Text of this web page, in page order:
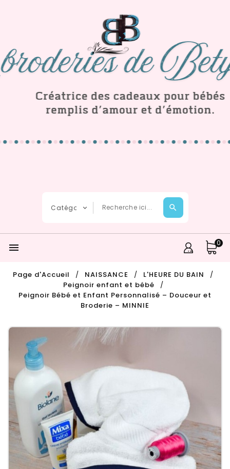
 0
Page d'Accueil NAISSANCE
L'HEURE DU BAIN
Peignoir enfant et bébé
Peignoir Bébé et Enfant Personnalisé – Douceur et
Broderie – MINNIE